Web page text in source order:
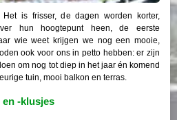
is frisser, de dagen worden korter,
hun hoogtepunt heen, de eerste
wie weet krijgen we nog een mooie,
ook voor ons in petto hebben: er zijn
om nog tot diep in het jaar én komend
tuin, mooi balkon en terras.
-klusjes